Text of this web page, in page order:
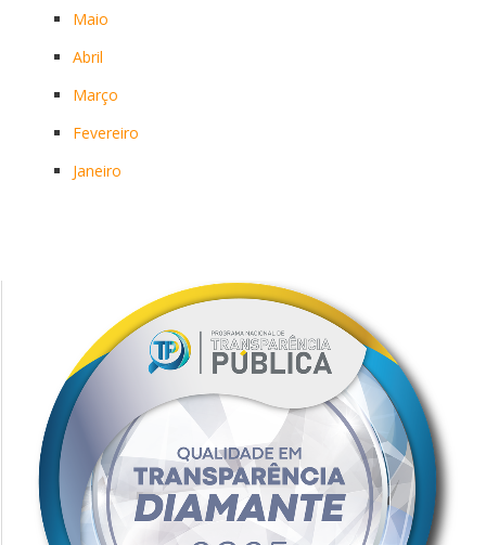
Maio
Abril
Março
Fevereiro
Janeiro